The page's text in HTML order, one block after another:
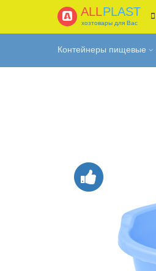
ALLPLAST
хозтовары для Вас
Контейнеры пищевые